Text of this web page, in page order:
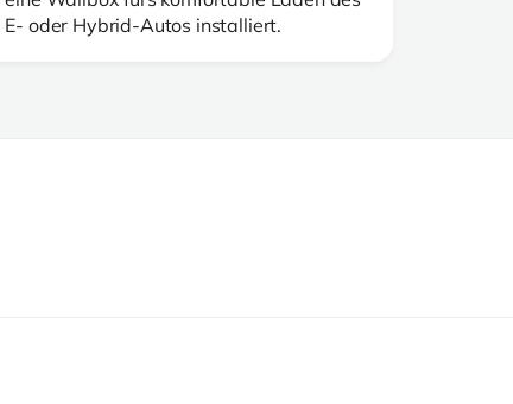
E- oder Hybrid-Autos installiert.